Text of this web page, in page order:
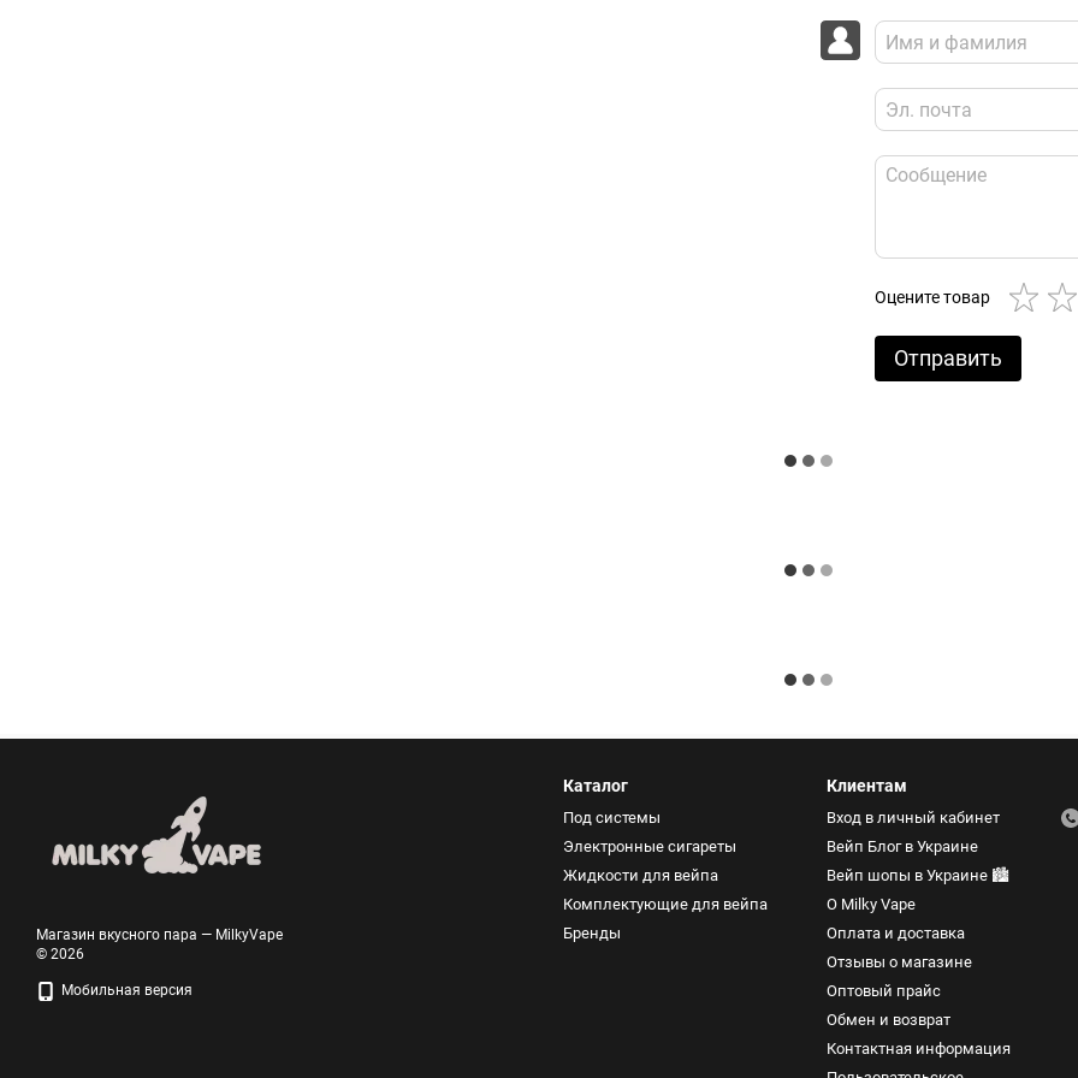
Оцените товар
Отправить
Магазин вкусного пара — MilkyVape
© 2026
Мобильная версия
Каталог
Под системы
Электронные сигареты
Жидкости для вейпа
Комплектующие для вейпа
Бренды
Клиентам
Вход в личный кабинет
Вейп Блог в Украине
Вейп шопы в Украине 🏙️
О Milky Vape
Оплата и доставка
Отзывы о магазине
Оптовый прайс
Обмен и возврат
Контактная информация